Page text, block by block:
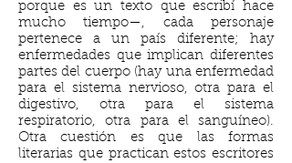
porque es un texto que escribí hace
mucho tiempo—, cada personaje
pertenece a un país diferente; hay
enfermedades que implican diferentes
partes del cuerpo (hay una enfermedad
para el sistema nervioso, otra para el
digestivo, otra para el sistema
respiratorio, otra para el sanguíneo).
Otra cuestión es que las formas
literarias que practican estos escritores